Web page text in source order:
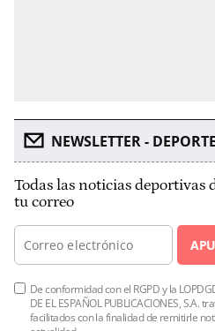
NEWSLETTER -
Todas las noticias deportivas
tu correo
De conformidad con el RGPD y la
DE EL ESPAÑOL PUBLICACIONES, S.A.
facilitados con la finalidad de remitirle